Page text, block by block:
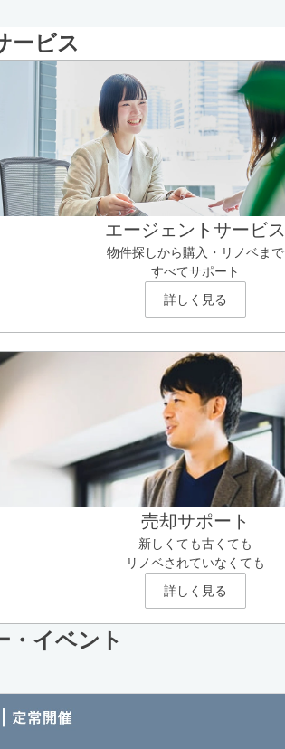
ービス
エージェントサービス
物件探しから購入・リノベまで
すべてサポート
詳しく見る
売却サポート
新しくても古くても
リノベされていなくても
詳しく見る
・イベント